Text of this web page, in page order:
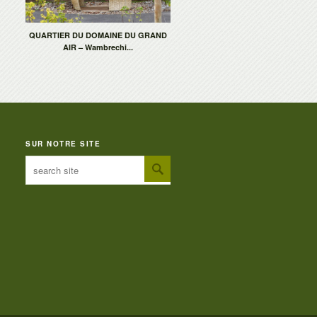
QUARTIER DU DOMAINE DU GRAND
AIR – Wambrechi...
SUR NOTRE SITE